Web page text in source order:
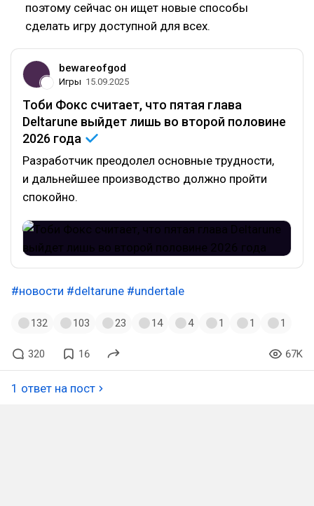
поэтому сейчас он ищет новые способы
сделать игру доступной для всех.
bewareofgod
Игры 15.09.2025
Тоби Фокс считает, что пятая глава
Deltarune выйдет лишь во второй половине
2026 года
Разработчик преодолел основные трудности,
и дальнейшее производство должно пройти
спокойно.
#новости #deltarune #undertale
132 103 23 14 4 1 1 1
320 16 67K
1 ответ на пост